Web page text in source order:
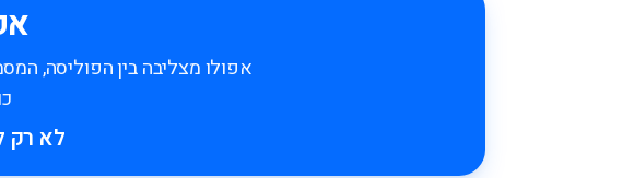
אפולו מצליבה בין הפוליסה,
לא רק